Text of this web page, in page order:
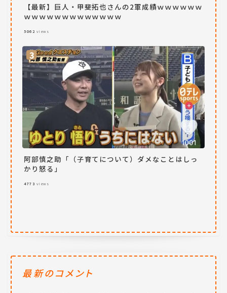
【最新】巨人・甲斐拓也さんの2軍成績ｗｗｗｗｗｗ
ｗｗｗｗｗｗｗｗｗｗｗｗｗ
5062 views
阿部慎之助「（子育てについて）ダメなことはしっ
かり怒る」
4773 views
最新のコメント